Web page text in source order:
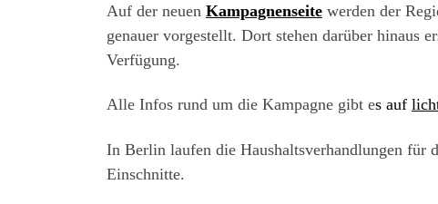
Auf der neuen Kampagnenseite werden der
genauer vorgestellt. Dort stehen darüber hinaus
Verfügung.
Alle Infos rund um die Kampagne gibt es auf
In Berlin laufen die Haushaltsverhandlungen für
Einschnitte.